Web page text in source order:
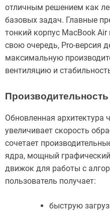
отличным решением как
базовых задач. Главные
тонкий корпус MacBook
свою очередь, Pro-версия
максимальную
вентиляцию и
Обновленная архитектура
увеличивает скорость
сочетает
ядра, мощный
движок для работы с
пользователь получает:
быструю